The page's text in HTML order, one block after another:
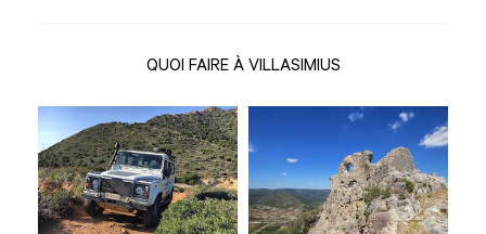
QUOI FAIRE À VILLASIMIUS